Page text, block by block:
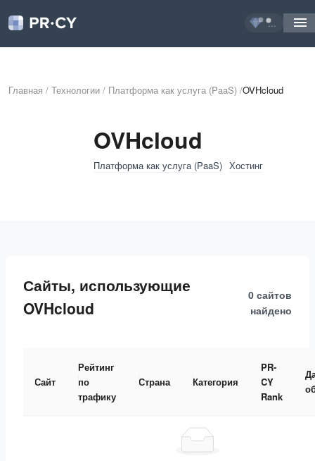
...
Главная / Технологии / Платформа как услуга (PaaS) /OVHcloud
OVHcloud
Платформа как услуга (PaaS) Хостинг
Сайты, использующие
OVHcloud
0 сайтов
найдено
Сайт
Рейтинг
по
трафику
Страна Категория
PR-
CY
Rank